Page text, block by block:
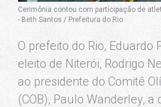
Cerimônia contou com participação de
- Beth Santos / Prefeitura do Rio
O prefeito do Rio, Eduardo
eleito de Niterói, Rodrigo
ao presidente do Comitê
(COB), Paulo Wanderley, a